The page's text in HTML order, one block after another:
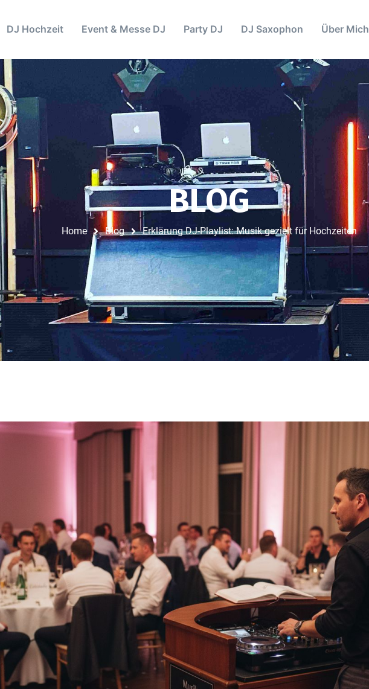
DJ Hochzeit Event & Messe DJ Party DJ DJ Saxophon Über Mich
BLOG
Home Blog Erklärung DJ-Playlist: Musik gezielt für Hochzeiten